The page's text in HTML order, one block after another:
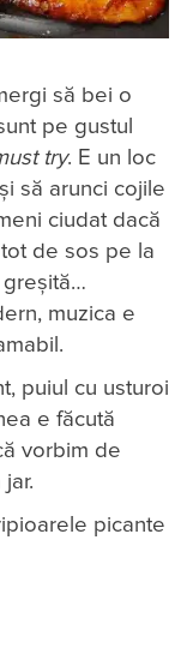
să bei o
pe gustul
try. E un loc
să arunci cojile
ciudat dacă
de sos pe la
greșită…
muzica e
puiul cu usturoi
e făcută
vorbim de
picante